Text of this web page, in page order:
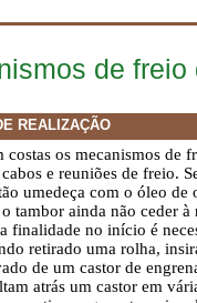
de freio
REALIZAÇÃO
costas os mecanismos de
e reuniões de freio.
umedeça com o óleo de
o tambor ainda não ceder
finalidade no início é
retirado uma rolha,
de um castor de
atrás um castor em